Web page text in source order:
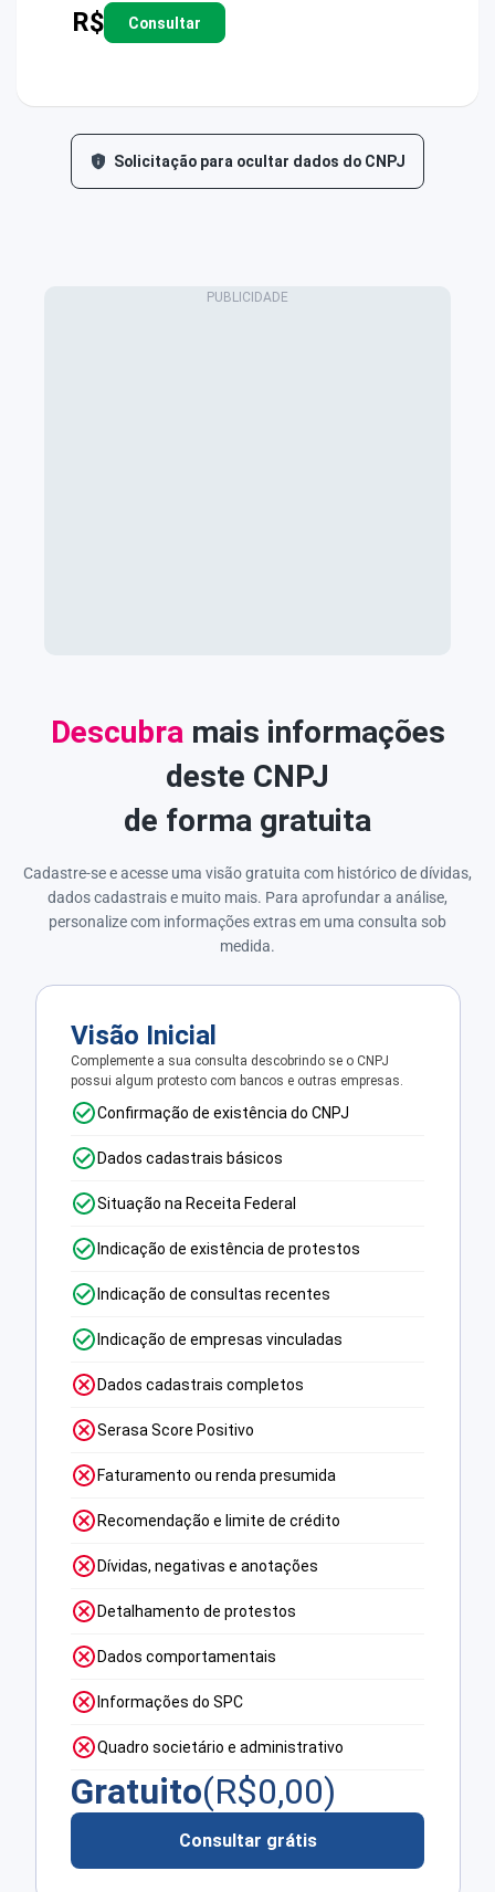
R$ Consultar
Solicitação para ocultar dados do CNPJ
Descubra mais informações
deste CNPJ
de forma gratuita
Cadastre-se e acesse uma visão gratuita com histórico de dívidas,
dados cadastrais e muito mais. Para aprofundar a análise,
personalize com informações extras em uma consulta sob
medida.
Visão Inicial
Complemente a sua consulta descobrindo se o CNPJ
possui algum protesto com bancos e outras empresas.
Confirmação de existência do CNPJ
Dados cadastrais básicos
Situação na Receita Federal
Indicação de existência de protestos
Indicação de consultas recentes
Indicação de empresas vinculadas
Dados cadastrais completos
Serasa Score Positivo
Faturamento ou renda presumida
Recomendação e limite de crédito
Dívidas, negativas e anotações
Detalhamento de protestos
Dados comportamentais
Informações do SPC
Quadro societário e administrativo
Gratuito(R$0,00)
Consultar grátis